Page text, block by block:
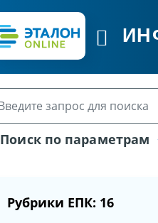
Поиск по параметрам
Рубрики ЕПК: 16